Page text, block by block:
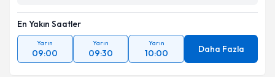
En Yakın Saatler
Yarın
09:00
Yarın
09:30
Yarın
10:00 Daha Fazla